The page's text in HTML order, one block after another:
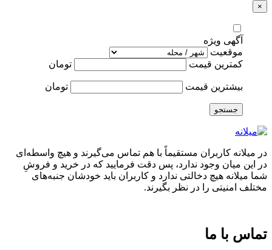
×
آگهی ویژه
موقعیت
کمترین قیمت
تومان
بیشترین قیمت تومان
جستجو
در میلانه کاربران مستقیماً با هم تماس می‌گیرند و هیچ واسطه‌ای
در این میان وجود ندارد، پس دقت فرمایید که در خرید و فروشِ
شما میلانه هیچ دخالتی ندارد و کاربران باید خودشان جنبه‌های
مختلف امنیتی را در نظر بگیرند.
تماس با ما